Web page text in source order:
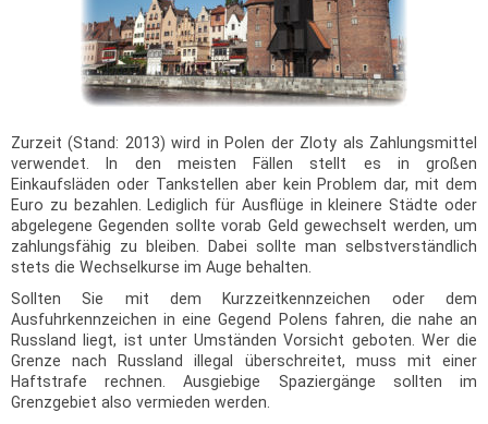
Zurzeit (Stand: 2013) wird in Polen der Zloty als Zahlungsmittel
verwendet. In den meisten Fällen stellt es in großen
Einkaufsläden oder Tankstellen aber kein Problem dar, mit dem
Euro zu bezahlen. Lediglich für Ausflüge in kleinere Städte oder
abgelegene Gegenden sollte vorab Geld gewechselt werden, um
zahlungsfähig zu bleiben. Dabei sollte man selbstverständlich
stets die Wechselkurse im Auge behalten.
Sollten Sie mit dem Kurzzeitkennzeichen oder dem
Ausfuhrkennzeichen in eine Gegend Polens fahren, die nahe an
Russland liegt, ist unter Umständen Vorsicht geboten. Wer die
Grenze nach Russland illegal überschreitet, muss mit einer
Haftstrafe rechnen. Ausgiebige Spaziergänge sollten im
Grenzgebiet also vermieden werden.